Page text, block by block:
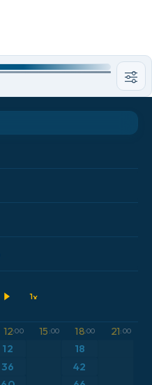
12:00 15 :00 18:00 21:00
12 18
36
42